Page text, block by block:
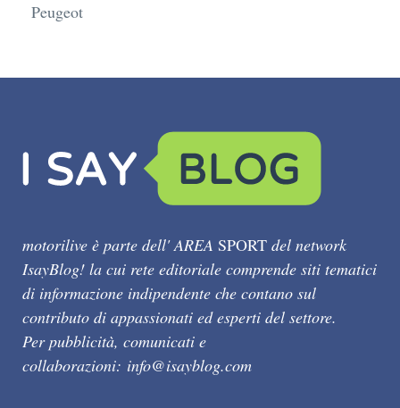
Peugeot
motorilive è parte dell' AREA SPORT del network
IsayBlog! la cui rete editoriale comprende siti tematici
di informazione indipendente che contano sul
contributo di appassionati ed esperti del settore.
Per pubblicità, comunicati e
collaborazioni: info@isayblog.com